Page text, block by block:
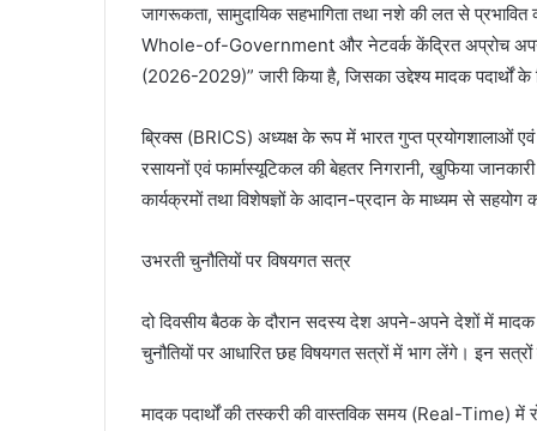
जागरूकता, सामुदायिक सहभागिता तथा नशे की लत से प्रभावित
Whole-of-Government और नेटवर्क केंद्रित अप्रोच
(2026-2029)” जारी किया है, जिसका उद्देश्य मादक
ब्रिक्स (BRICS) अध्यक्ष के रूप में भारत गुप्त प्रयोगशालाओं
रसायनों एवं फार्मास्यूटिकल की बेहतर निगरानी, खुफिया
कार्यक्रमों तथा विशेषज्ञों के आदान-प्रदान के माध्यम से
उभरती चुनौतियों पर विषयगत सत्र
दो दिवसीय बैठक के दौरान सदस्य देश अपने-अपने देशों में मादक
चुनौतियों पर आधारित छह विषयगत सत्रों में भाग लेंगे। इन
मादक पदार्थों की तस्करी की वास्तविक समय (Real-Time) में